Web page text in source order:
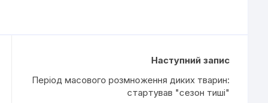
Наступний запис
Період масового розмноження диких тварин:
стартував "сезон тиші"